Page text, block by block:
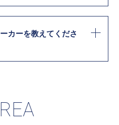
カーを教えてくださ